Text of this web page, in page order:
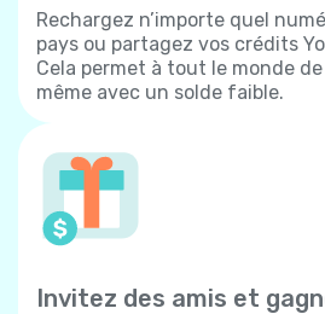
Rechargez n’importe quel
pays ou partagez vos crédits
Cela permet à tout le monde
même avec un solde faible.
Invitez des amis et